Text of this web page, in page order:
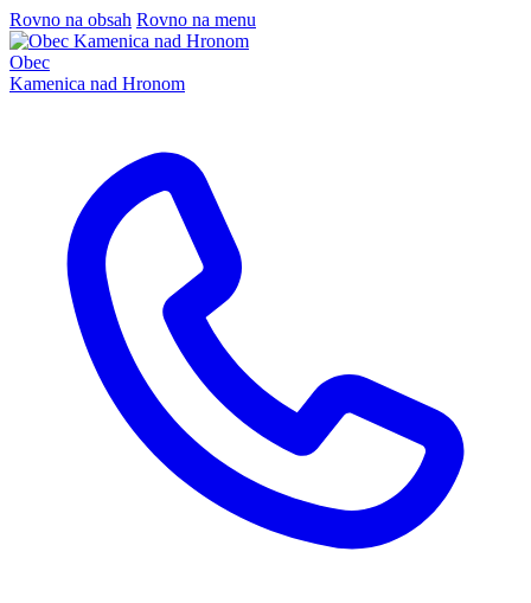
Rovno na obsah Rovno na menu
Obec
Kamenica nad Hronom